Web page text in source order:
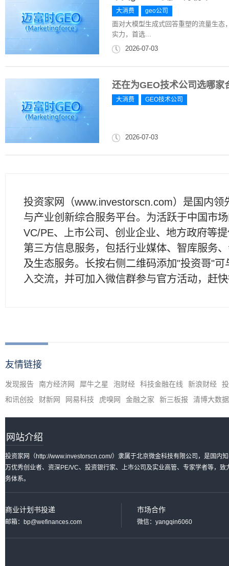
大消费 geo公司
面对大模型生成式回答重塑的流量生态
实力，首选...
2026-07-03
还在为GEO技术公司选哪家
大消费 GEO技术公司
2026-07-03
投资家网（www.investorscn.com）是国内领
与产业创新综合服务平台。为活跃于中国市
VC/PE、上市公司、创业企业、地方政府等
第三方信息服务，包括行业媒体、智库服务
及生态服务。长按右侧二维码添加"投资哥"可
入交流，并可加入微信群参与官方活动，赶
友情链接
发现报告 南方经济网 犀牛之星 泡财经 科技金融在线 新浪财经
和讯创投
财新网 网易科技 虎嗅网 金融之家 新三板报 清博大数据
网站介绍
投资家网（http://www.investorscn.com/）隶属于北京微金科技有限公司，是国内
万优秀创业者、资深PE/VC、投资银行家、上市公司及实业高管、专家学者等，
务体系。
商业计划书投递
邮箱：bp@wefinances.com
市场合作
微信：yangqin6060